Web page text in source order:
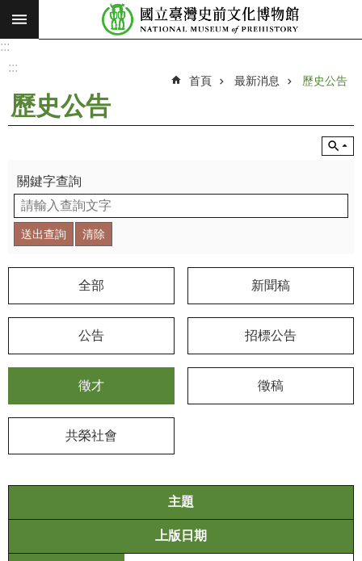
跳到主要內容區塊
搜
願
命
最
新
消
息
觀
覽
認
我
:::
:::
首頁 最新消息 歷史公告
歷史公告
關鍵字查詢
全部 新聞稿
公告 招標公告
徵才 徵稿
共榮社會
主題
上版日期